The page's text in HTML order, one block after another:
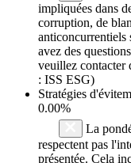
impliquées dans
corruption, de
anticoncurrentiels
avez des
veuillez contacter
: ISS ESG)
Stratégies
0.00%
La
respectent pas
présentée. Cela